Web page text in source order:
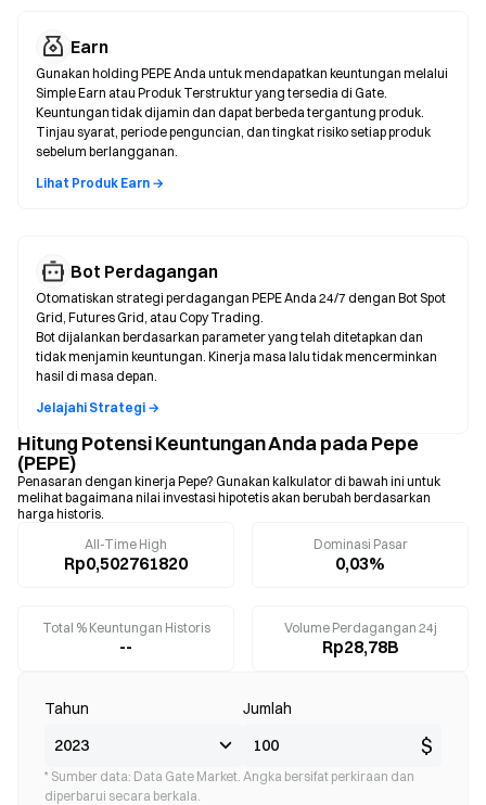
Earn
Gunakan holding PEPE Anda untuk mendapatkan keuntungan melalui
Simple Earn atau Produk Terstruktur yang tersedia di Gate.
Keuntungan tidak dijamin dan dapat berbeda tergantung produk.
Tinjau syarat, periode penguncian, dan tingkat risiko setiap produk
sebelum berlangganan.
Lihat Produk Earn →
Bot Perdagangan
Otomatiskan strategi perdagangan PEPE Anda 24/7 dengan Bot Spot
Grid, Futures Grid, atau Copy Trading.
Bot dijalankan berdasarkan parameter yang telah ditetapkan dan
tidak menjamin keuntungan. Kinerja masa lalu tidak mencerminkan
hasil di masa depan.
Jelajahi Strategi →
Hitung Potensi Keuntungan Anda pada Pepe
(PEPE)
Penasaran dengan kinerja Pepe? Gunakan kalkulator di bawah ini untuk
melihat bagaimana nilai investasi hipotetis akan berubah berdasarkan
harga historis.
All-Time High
Rp0,502761820
Dominasi Pasar
0,03%
Total % Keuntungan Historis
--
Volume Perdagangan 24j
Rp28,78B
Tahun Jumlah
$
* Sumber data: Data Gate Market. Angka bersifat perkiraan dan
diperbarui secara berkala.